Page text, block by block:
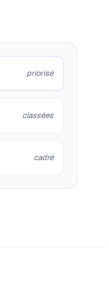
priorisé
classées
cadré